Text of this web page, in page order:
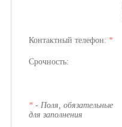
Контактный телефон: *
Срочность:
* - Поля, обязательные
для заполнения